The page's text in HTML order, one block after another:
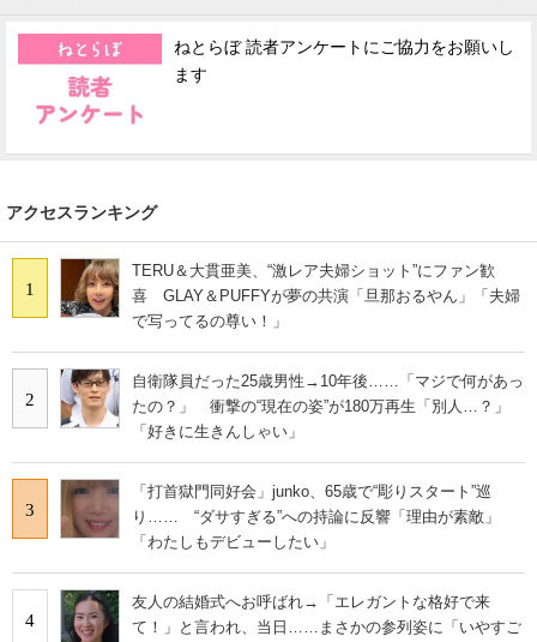
ねとらぼ 読者アンケートにご協力をお願いし
ます
アクセスランキング
1
TERU＆大貫亜美、“激レア夫婦ショット”にファン歓
喜 GLAY＆PUFFYが夢の共演「旦那おるやん」「夫婦
で写ってるの尊い！」
2
自衛隊員だった25歳男性→10年後……「マジで何があっ
たの？」 衝撃の“現在の姿”が180万再生「別人…？」
「好きに生きんしゃい」
3
「打首獄門同好会」junko、65歳で“彫りスタート”巡
り…… “ダサすぎる”への持論に反響「理由が素敵」
「わたしもデビューしたい」
4
友人の結婚式へお呼ばれ→「エレガントな格好で来
て！」と言われ、当日……まさかの参列姿に「いやすご